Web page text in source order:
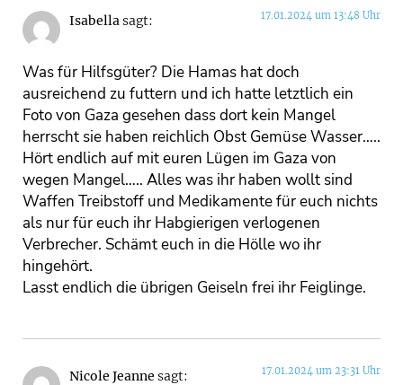
Isabellasagt: 17.01.2024 um 13:48 Uhr
Was für Hilfsgüter? Die Hamas hat doch
ausreichend zu futtern und ich hatte letztlich ein
Foto von Gaza gesehen dass dort kein Mangel
herrscht sie haben reichlich Obst Gemüse Wasser…..
Hört endlich auf mit euren Lügen im Gaza von
wegen Mangel….. Alles was ihr haben wollt sind
Waffen Treibstoff und Medikamente für euch nichts
als nur für euch ihr Habgierigen verlogenen
Verbrecher. Schämt euch in die Hölle wo ihr
hingehört.
Lasst endlich die übrigen Geiseln frei ihr Feiglinge.
Nicole Jeanne sagt: 17.01.2024 um 23:31 Uhr